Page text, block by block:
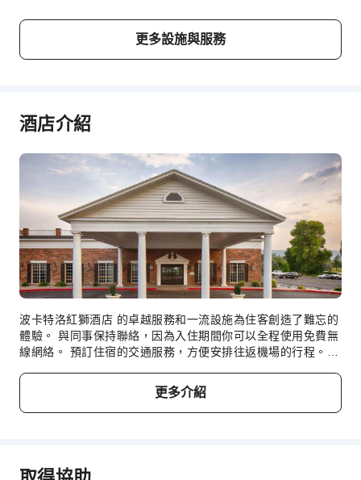
餐飲服務
餐廳
販賣亭/便利商店
商務服務
傳真/影印
兒童設施
兒童泳池
兒童餐
運動設施
撞球室
交通服務
展開全部
更多設施與服務
酒店介紹
波卡特洛紅獅酒店 的卓越服務和一流設施為住客創造了難忘的
體驗。 與同事保持聯絡，因為入住期間你可以全程使用免費無
線網絡。 預訂住宿的交通服務，方便安排往返機場的行程。
台設施隨時獲取所需支援。入住這個出色的住宿期間，你可以
在寒冷的日夜裡透過壁爐保持舒適和溫暖。長期住客或有需要
的客人可使用洗衣服務，確保你的旅行裝束乾淨清潔。需要放
禁止吸煙。為確保所有住客和員工的健康和福祉，任何人士只
更多介紹